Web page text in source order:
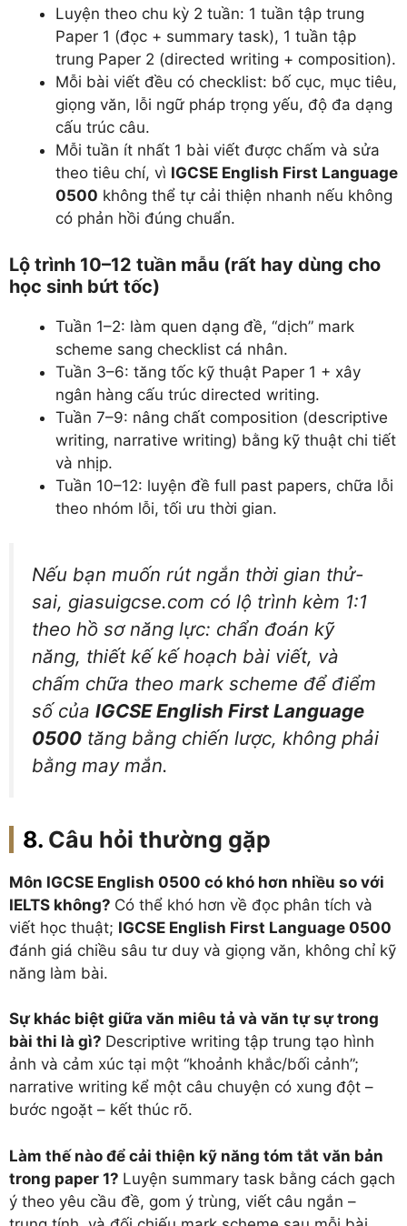
Luyện theo chu kỳ 2 tuần: 1 tuần tập trung
Paper 1 (đọc + summary task), 1 tuần tập
trung Paper 2 (directed writing + composition).
Mỗi bài viết đều có checklist: bố cục, mục tiêu,
giọng văn, lỗi ngữ pháp trọng yếu, độ đa dạng
cấu trúc câu.
Mỗi tuần ít nhất 1 bài viết được chấm và sửa
theo tiêu chí, vì IGCSE English First Language
0500 không thể tự cải thiện nhanh nếu không
có phản hồi đúng chuẩn.
Lộ trình 10–12 tuần mẫu (rất hay dùng cho
học sinh bứt tốc)
Tuần 1–2: làm quen dạng đề, “dịch” mark
scheme sang checklist cá nhân.
Tuần 3–6: tăng tốc kỹ thuật Paper 1 + xây
ngân hàng cấu trúc directed writing.
Tuần 7–9: nâng chất composition (descriptive
writing, narrative writing) bằng kỹ thuật chi tiết
và nhịp.
Tuần 10–12: luyện đề full past papers, chữa lỗi
theo nhóm lỗi, tối ưu thời gian.
Nếu bạn muốn rút ngắn thời gian thử-
sai, giasuigcse.com có lộ trình kèm 1:1
theo hồ sơ năng lực: chẩn đoán kỹ
năng, thiết kế kế hoạch bài viết, và
chấm chữa theo mark scheme để điểm
số của IGCSE English First Language
0500 tăng bằng chiến lược, không phải
bằng may mắn.
Câu hỏi thường gặp
Môn IGCSE English 0500 có khó hơn nhiều so với
IELTS không? Có thể khó hơn về đọc phân tích và
viết học thuật; IGCSE English First Language 0500
đánh giá chiều sâu tư duy và giọng văn, không chỉ kỹ
năng làm bài.
Sự khác biệt giữa văn miêu tả và văn tự sự trong
bài thi là gì? Descriptive writing tập trung tạo hình
ảnh và cảm xúc tại một “khoảnh khắc/bối cảnh”;
narrative writing kể một câu chuyện có xung đột –
bước ngoặt – kết thúc rõ.
Làm thế nào để cải thiện kỹ năng tóm tắt văn bản
trong paper 1? Luyện summary task bằng cách gạch
ý theo yêu cầu đề, gom ý trùng, viết câu ngắn –